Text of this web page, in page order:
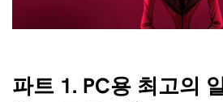
파트 1. PC용 최고의